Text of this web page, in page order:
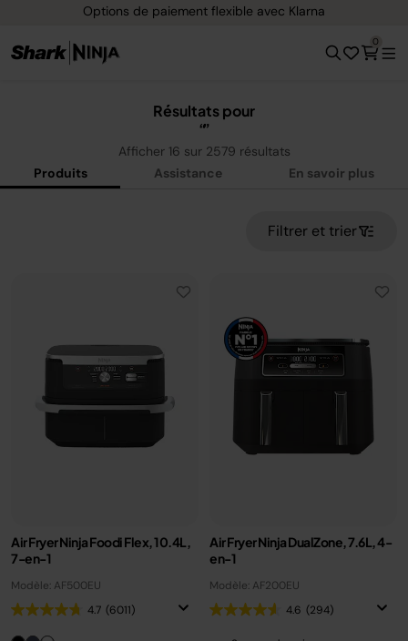
avec Klarna Livraison gratuite dès
0
Résultats pour
Afficher 16 sur 2579 résultats
Produits
Assistance En savoir plus
Filtrer et trier
Air Fryer Ninja Foodi Flex, 10.4L,
7-en-1
Modèle: AF500EU
4.7 (6011)
Air Fryer Ninja DualZone, 7.6L, 4-
en-1
Modèle: AF200EU
4.6 (294)